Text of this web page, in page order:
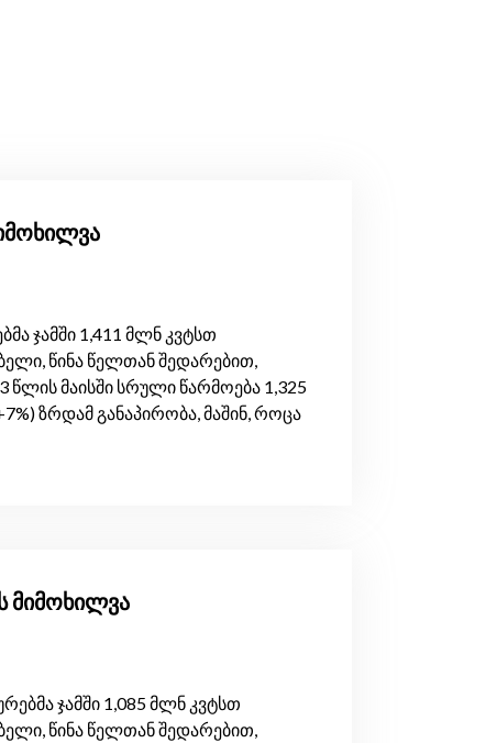
ჯამში 1,411 მლნ კვტსთ
წინა წელთან შედარებით,
წლის მაისში სრული წარმოება 1,325
ზრდამ განაპირობა, მაშინ, როცა
მიმოხილვა
ჯამში 1,085 მლნ კვტსთ
წინა წელთან შედარებით,